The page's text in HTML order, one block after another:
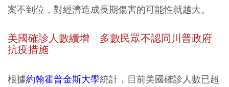
案不到位，對經濟造成長期傷害的可能性就越大。
美國確診人數續增 多數民眾不認同川普政府
抗疫措施
根據約翰霍普金斯大學統計，目前美國確診人數已超